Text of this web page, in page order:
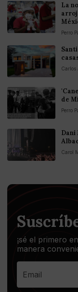
La
Perro
Carlos
de
Perro
Carol
¡sé el primero
manera